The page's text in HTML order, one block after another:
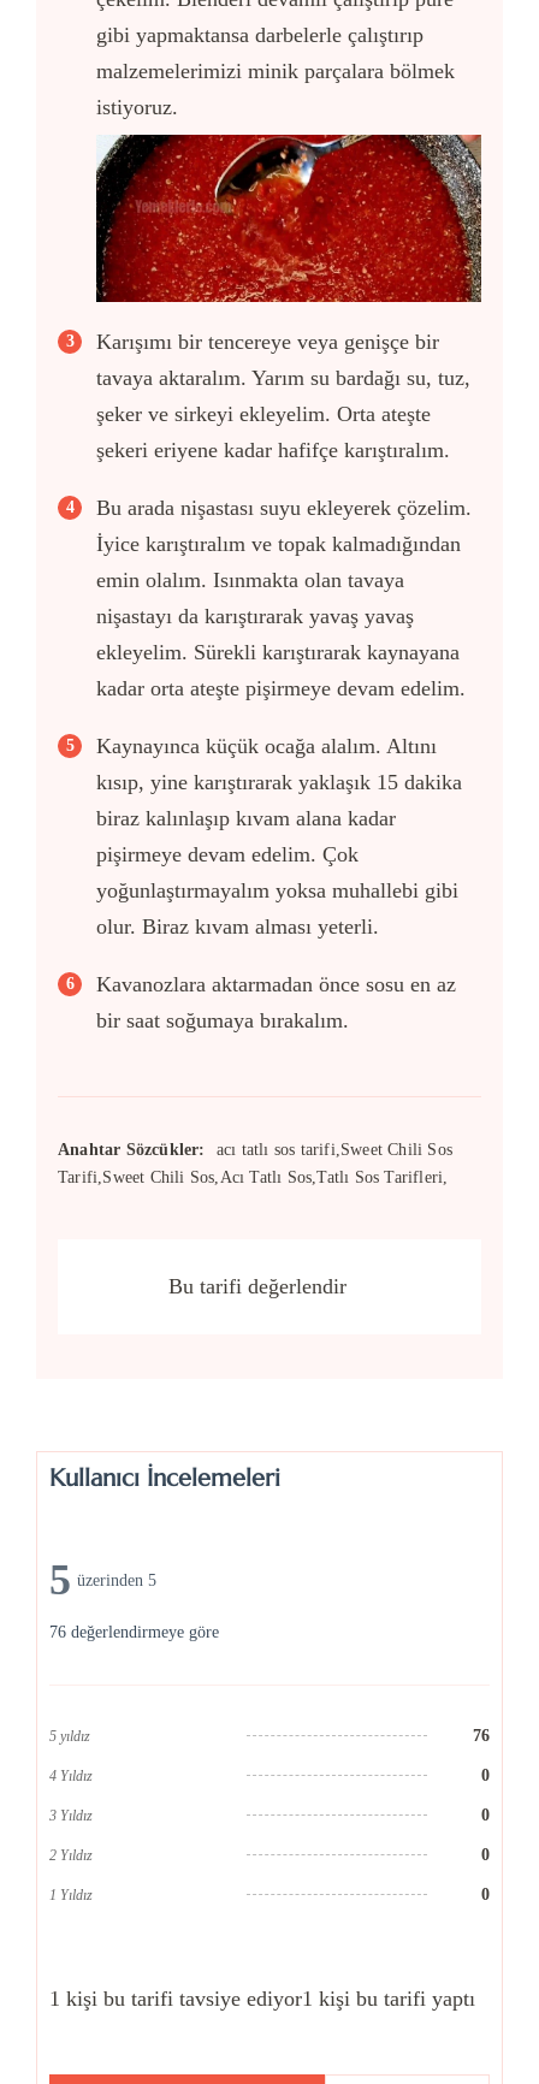
gibi yapmaktansa darbelerle çalıştırıp
malzemelerimizi minik parçalara bölmek
istiyoruz.
Karışımı bir tencereye veya genişçe bir
tavaya aktaralım. Yarım su bardağı su, tuz,
şeker ve sirkeyi ekleyelim. Orta ateşte
şekeri eriyene kadar hafifçe karıştıralım.
Bu arada nişastası suyu ekleyerek çözelim.
İyice karıştıralım ve topak kalmadığından
emin olalım. Isınmakta olan tavaya
nişastayı da karıştırarak yavaş yavaş
ekleyelim. Sürekli karıştırarak kaynayana
kadar orta ateşte pişirmeye devam edelim.
Kaynayınca küçük ocağa alalım. Altını
kısıp, yine karıştırarak yaklaşık 15 dakika
biraz kalınlaşıp kıvam alana kadar
pişirmeye devam edelim. Çok
yoğunlaştırmayalım yoksa muhallebi gibi
olur. Biraz kıvam alması yeterli.
Kavanozlara aktarmadan önce sosu en az
bir saat soğumaya bırakalım.
Anahtar Sözcükler:
acı tatlı sos tarifi,Sweet Chili Sos
Tarifi,Sweet Chili Sos,Acı Tatlı Sos,Tatlı Sos Tarifleri,
Bu tarifi değerlendir
Kullanıcı İncelemeleri
5 üzerinden 5
76 değerlendirmeye göre
5 yıldız 76
4 Yıldız 0
3 Yıldız 0
2 Yıldız 0
1 Yıldız 0
1 kişi bu tarifi tavsiye ediyor1 kişi bu tarifi yaptı